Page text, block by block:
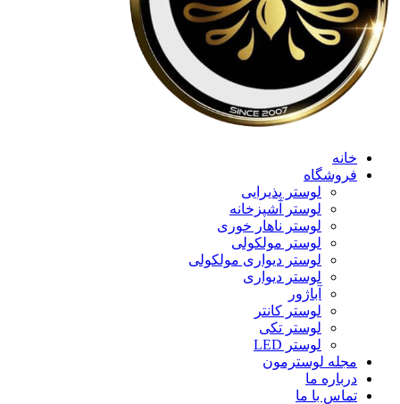
خانه
فروشگاه
لوستر پذیرایی
لوستر آشپزخانه
لوستر ناهار خوری
لوستر مولکولی
لوستر دیواری مولکولی
لوستر دیواری
آباژور
لوستر کانتر
لوستر تکی
لوستر LED
مجله لوسترمون
درباره ما
تماس با ما